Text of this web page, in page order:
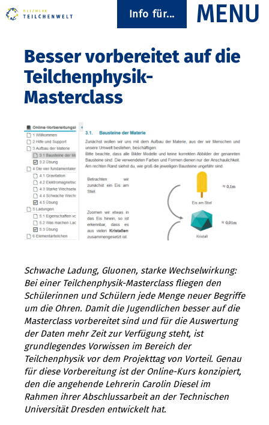
Info für...
Besser vorbereitet auf die
Teilchenphysik-
Masterclass
Schwache Ladung, Gluonen, starke Wechselwirkung:
Bei einer Teilchenphysik-Masterclass fliegen den
Schülerinnen und Schülern jede Menge neuer Begriffe
um die Ohren. Damit die Jugendlichen besser auf die
Masterclass vorbereitet sind und für die Auswertung
der Daten mehr Zeit zur Verfügung steht, ist
grundlegendes Vorwissen im Bereich der
Teilchenphysik vor dem Projekttag von Vorteil. Genau
für diese Vorbereitung ist der Online-Kurs konzipiert,
den die angehende Lehrerin Carolin Diesel im
Rahmen ihrer Abschlussarbeit an der Technischen
Universität Dresden entwickelt hat.